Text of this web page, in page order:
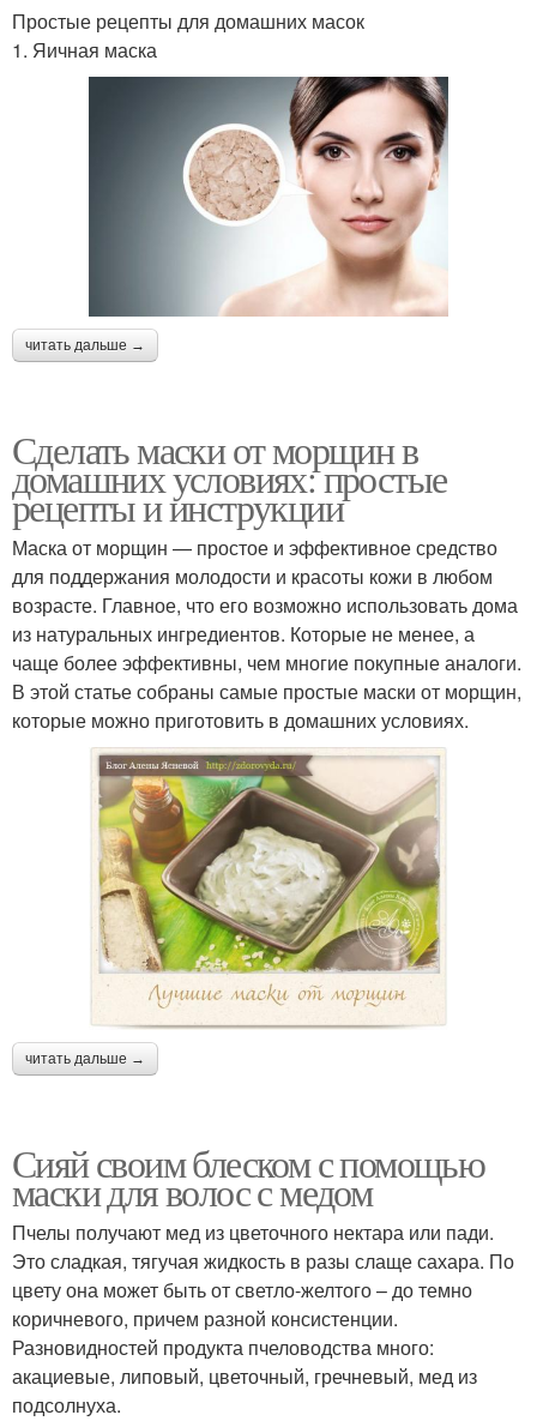
Простые рецепты для домашних масок
1. Яичная маска
читать дальше →
Сделать маски от морщин в
домашних условиях: простые
рецепты и инструкции
Маска от морщин — простое и эффективное средство
для поддержания молодости и красоты кожи в любом
возрасте. Главное, что его возможно использовать дома
из натуральных ингредиентов. Которые не менее, а
чаще более эффективны, чем многие покупные аналоги.
В этой статье собраны самые простые маски от морщин,
которые можно приготовить в домашних условиях.
читать дальше →
Сияй своим блеском с помощью
маски для волос с медом
Пчелы получают мед из цветочного нектара или пади.
Это сладкая, тягучая жидкость в разы слаще сахара. По
цвету она может быть от светло-желтого – до темно
коричневого, причем разной консистенции.
Разновидностей продукта пчеловодства много:
акациевые, липовый, цветочный, гречневый, мед из
подсолнуха.